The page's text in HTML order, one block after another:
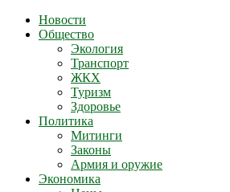
Новости
Общество
Экология
Транспорт
ЖКХ
Туризм
Здоровье
Политика
Митинги
Законы
Армия и оружие
Экономика